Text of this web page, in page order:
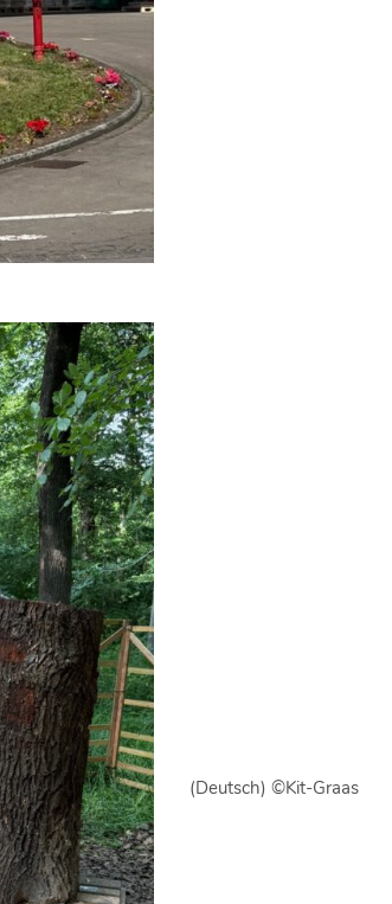
(Deutsch) ©Kit-Graas